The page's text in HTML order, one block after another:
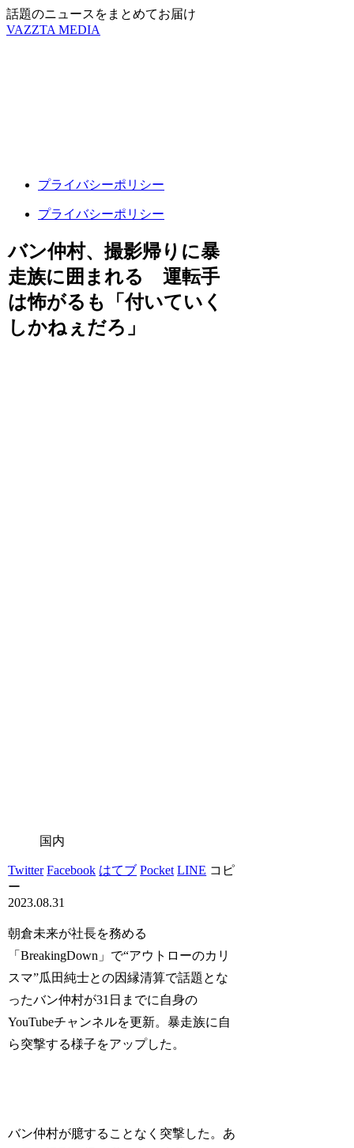
話題のニュースをまとめてお届け
VAZZTA MEDIA
プライバシーポリシー
プライバシーポリシー
バン仲村、撮影帰りに暴
走族に囲まれる 運転手
は怖がるも「付いていく
しかねぇだろ」
国内
Twitter Facebook はてブ Pocket LINE コピ
ー
2023.08.31
朝倉未来が社長を務める
「BreakingDown」で“アウトローのカリ
スマ”瓜田純士との因縁清算で話題とな
ったバン仲村が31日までに自身の
YouTubeチャンネルを更新。暴走族に自
ら突撃する様子をアップした。
バン仲村が臆することなく突撃した。あ